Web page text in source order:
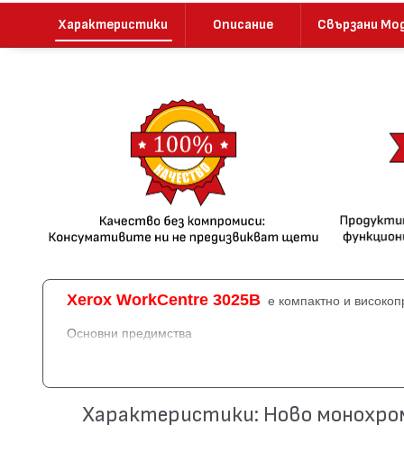
Характеристики Описание Свързани
Xerox WorkCentre 3025B е компактно и
Основни предимства
Характеристики: Ново